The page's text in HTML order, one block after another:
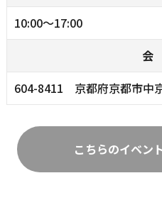
10:00～17:00
会
604-8411 京都府京都市中
こちらのイベン